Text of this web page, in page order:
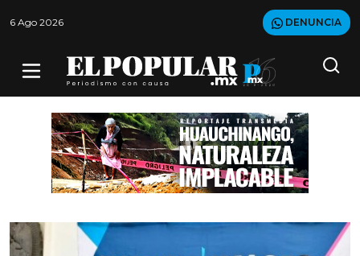
6 Ago 2026 DENUNCIA